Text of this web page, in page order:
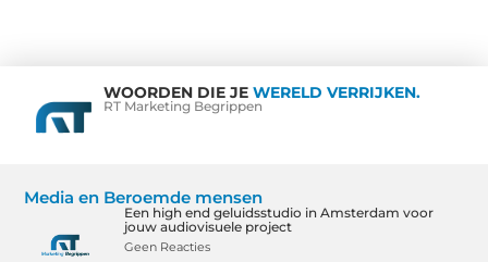
WOORDEN DIE JE WERELD VERRIJKEN.
RT Marketing Begrippen
Media en Beroemde mensen
Een high end geluidsstudio in Amsterdam voor
jouw audiovisuele project
Geen Reacties